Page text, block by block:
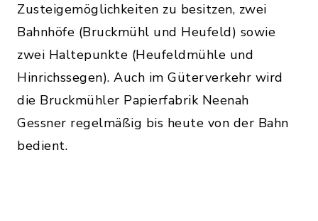
Zusteigemöglichkeiten zu besitzen, zwei
Bahnhöfe (Bruckmühl und Heufeld) sowie
zwei Haltepunkte (Heufeldmühle und
Hinrichssegen). Auch im Güterverkehr wird
die Bruckmühler Papierfabrik Neenah
Gessner regelmäßig bis heute von der Bahn
bedient.